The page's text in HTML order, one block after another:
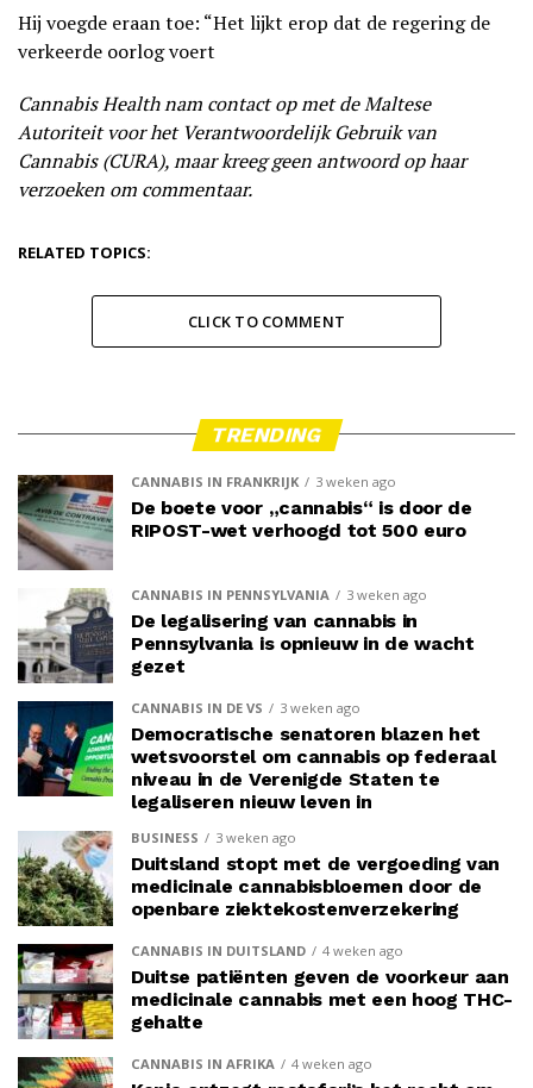
Hij voegde eraan toe: “Het lijkt erop dat de regering de
verkeerde oorlog voert
Cannabis Health nam contact op met de Maltese
Autoriteit voor het Verantwoordelijk Gebruik van
Cannabis (CURA), maar kreeg geen antwoord op haar
verzoeken om commentaar.
RELATED TOPICS:
CLICK TO COMMENT
TRENDING
CANNABIS IN FRANKRIJK 3 weken ago
De boete voor „cannabis“ is door de
RIPOST-wet verhoogd tot 500 euro
CANNABIS IN PENNSYLVANIA 3 weken ago
De legalisering van cannabis in
Pennsylvania is opnieuw in de wacht
gezet
CANNABIS IN DE VS 3 weken ago
Democratische senatoren blazen het
wetsvoorstel om cannabis op federaal
niveau in de Verenigde Staten te
legaliseren nieuw leven in
BUSINESS 3 weken ago
Duitsland stopt met de vergoeding van
medicinale cannabisbloemen door de
openbare ziektekostenverzekering
CANNABIS IN DUITSLAND 4 weken ago
Duitse patiënten geven de voorkeur aan
medicinale cannabis met een hoog THC-
gehalte
CANNABIS IN AFRIKA 4 weken ago